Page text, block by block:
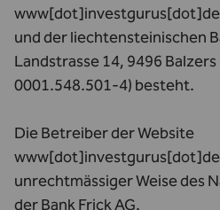
und der liechtensteinischen
Landstrasse 14, 9496
0001.548.501-4) besteht.
Die Betreiber der Website
www[dot]investgurus[dot]de
unrechtmässiger Weise des
der Bank Frick AG.